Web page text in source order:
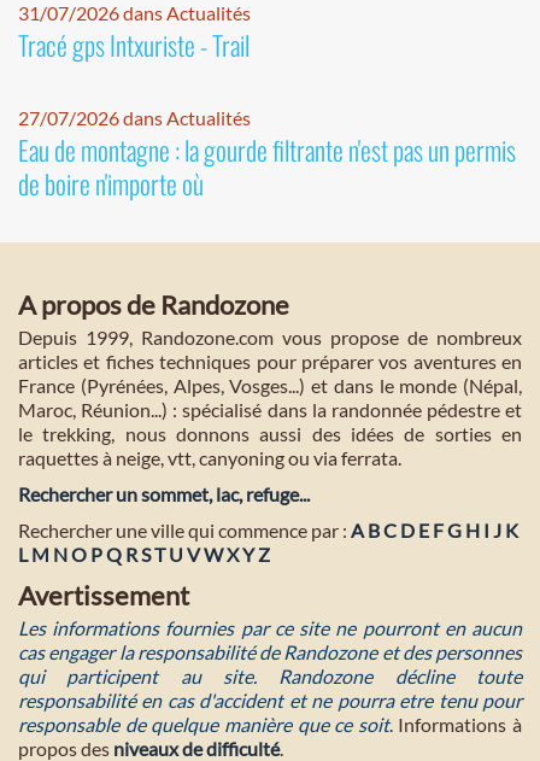
31/07/2026 dans Actualités
Tracé gps Intxuriste - Trail
27/07/2026 dans Actualités
Eau de montagne : la gourde filtrante n'est pas un permis
de boire n'importe où
A propos de Randozone
Depuis 1999, Randozone.com vous propose de nombreux
articles et fiches techniques pour préparer vos aventures en
France (Pyrénées, Alpes, Vosges...) et dans le monde (Népal,
Maroc, Réunion...) : spécialisé dans la randonnée pédestre et
le trekking, nous donnons aussi des idées de sorties en
raquettes à neige, vtt, canyoning ou via ferrata.
Rechercher un sommet, lac, refuge...
Rechercher une ville qui commence par : A BC D E FG H I J K
L M NO PQ RST U VWXYZ
Avertissement
Les informations fournies par ce site ne pourront en aucun
cas engager la responsabilité de Randozone et des personnes
qui participent au site. Randozone décline toute
responsabilité en cas d'accident et ne pourra etre tenu pour
responsable de quelque manière que ce soit. Informations à
propos des niveaux de difficulté.